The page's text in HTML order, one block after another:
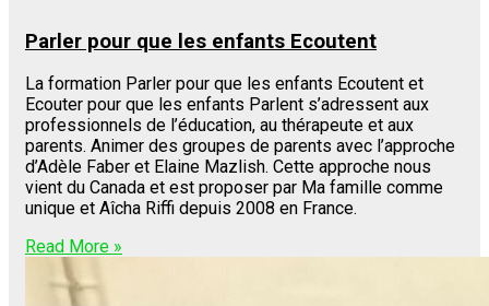
Parler pour que les enfants Ecoutent
La formation Parler pour que les enfants Ecoutent et
Ecouter pour que les enfants Parlent s’adressent aux
professionnels de l’éducation, au thérapeute et aux
parents. Animer des groupes de parents avec l’approche
d’Adèle Faber et Elaine Mazlish. Cette approche nous
vient du Canada et est proposer par Ma famille comme
unique et Aîcha Riffi depuis 2008 en France.
Read More »